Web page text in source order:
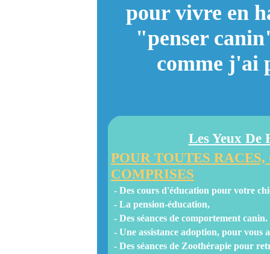
pour vivre en
"penser
comme j'ai
Les Yeux De
POUR TOUTES
COMPRISES
- Des cours d'éducation pour votre
- La pension-éducation,
- Des séances de comportement canin.
- Une assistance adoption, pour vous
- Des séances de Zoothérapie pour